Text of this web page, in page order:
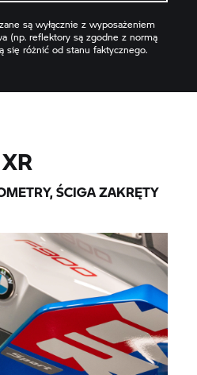
są wyłącznie z wyposażeniem
(np. reflektory są zgodne z normą
się różnić od stanu faktycznego.
ŚCIGA ZAKRĘTY